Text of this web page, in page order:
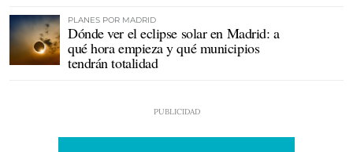
PLANES POR MADRID
Dónde ver el eclipse solar en Madrid: a
qué hora empieza y qué municipios
tendrán totalidad